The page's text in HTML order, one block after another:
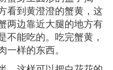
看到黄澄澄的蟹黄，这
两边靠近大腿的地方有
不能吃的。吃完蟹黄，
样的东西。